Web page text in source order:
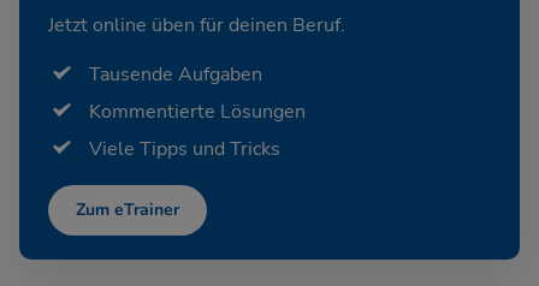
Jetzt online üben für deinen Beruf.
Tausende Aufgaben
Kommentierte Lösungen
Viele Tipps und Tricks
Zum eTrainer